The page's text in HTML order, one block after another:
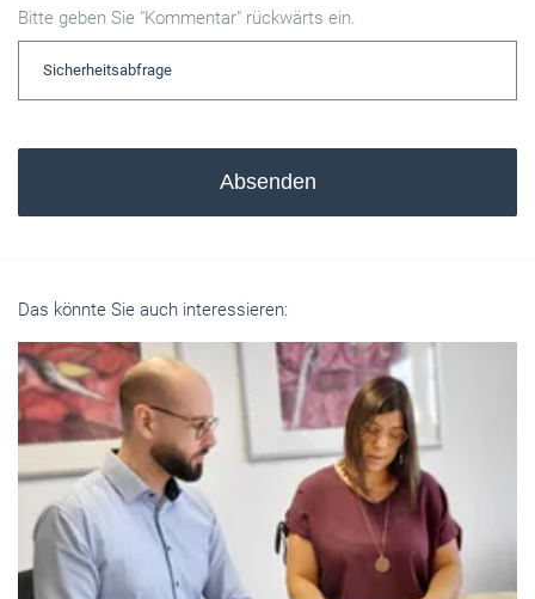
Bitte geben Sie "Kommentar" rückwärts ein.
Absenden
Das könnte Sie auch interessieren: